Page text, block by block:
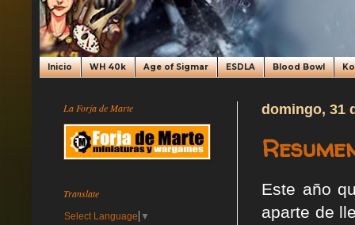
Inicio WH 40k Age of Sigmar ESDLA Blood Bowl
domingo, 31
Este año
aparte de
La Forja de Marte
Translate
Select Language ▼